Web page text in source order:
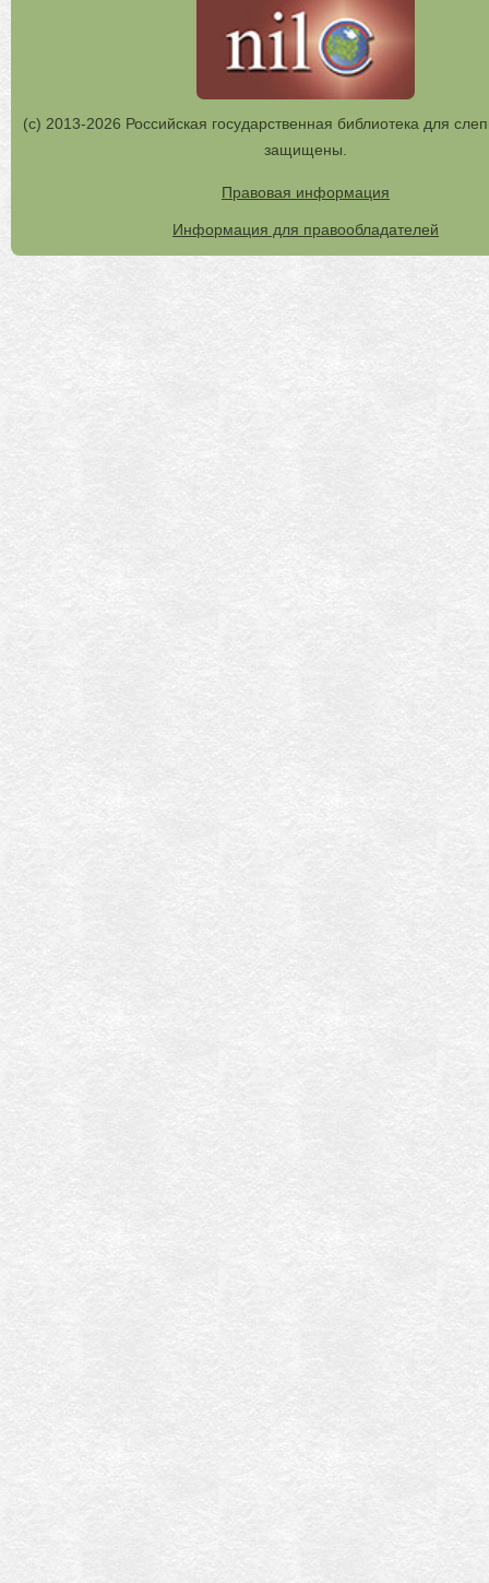
(с) 2013-2026 Российская государственная библиотека для
защищены.
Правовая информация
Информация для правообладателей